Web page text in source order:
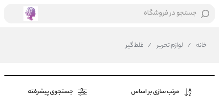
جستجو در فروشگاه
خانه / لوازم تحریر / غلط گیر
مرتب سازی بر اساس جستجوی پیشرفته